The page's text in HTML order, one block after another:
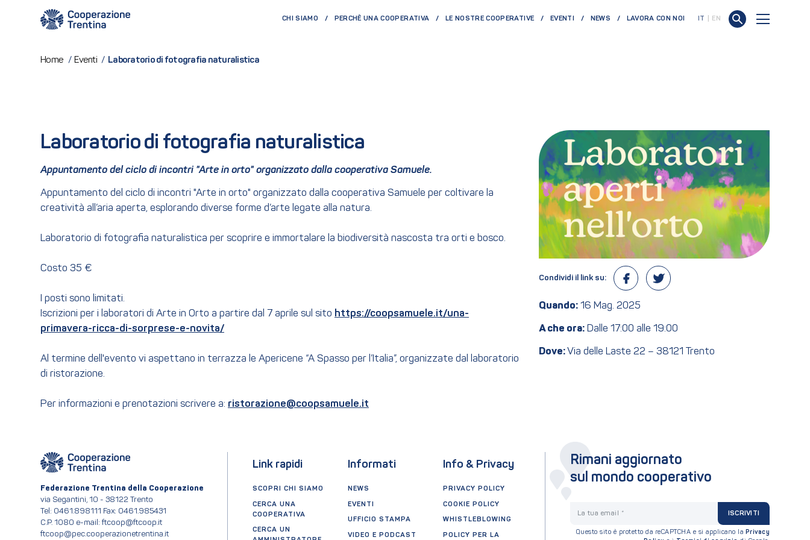
CHI SIAMO PERCHÈ UNA COOPERATIVA LE NOSTRE COOPERATIVE EVENTI NEWS LAVORA CON NOI IT EN
Home / Eventi / Laboratorio di fotografia naturalistica
Laboratorio di fotografia naturalistica
Appuntamento del ciclo di incontri "Arte in orto" organizzato dalla cooperativa Samuele.
Appuntamento del ciclo di incontri "Arte in orto" organizzato dalla cooperativa Samuele per coltivare la
creatività all’aria aperta, esplorando diverse forme d’arte legate alla natura.
Laboratorio di fotografia naturalistica per scoprire e immortalare la biodiversità nascosta tra orti e bosco.
Costo 35 €
I posti sono limitati.
Iscrizioni per i laboratori di Arte in Orto a partire dal 7 aprile sul sito https://coopsamuele.it/una-
primavera-ricca-di-sorprese-e-novita/
Al termine dell'evento vi aspettano in terrazza le Apericene “A Spasso per l’Italia”, organizzate dal laboratorio
di ristorazione.
Per informazioni e prenotazioni scrivere a: ristorazione@coopsamuele.it
Condividi il link su:
Quando:16 Mag. 2025
A che ora:Dalle 17:00 alle 19:00
Dove:Via delle Laste 22 – 38121 Trento
Federazione Trentina della Cooperazione
via Segantini, 10 - 38122 Trento
Tel: 0461.898111 Fax: 0461.985431
C.P. 1080 e-mail: ftcoop@ftcoop.it
ftcoop@pec.cooperazionetrentina.it
Link rapidi
SCOPRI CHI SIAMO
CERCA UNA
COOPERATIVA
CERCA UN
Informati
NEWS
EVENTI
UFFICIO STAMPA
VIDEO E PODCAST
Info & Privacy
PRIVACY POLICY
COOKIE POLICY
WHISTLEBLOWING
POLICY PER LA
Rimani aggiornato
sul mondo cooperativo
ISCRIVITI
Questo sito è protetto da reCAPTCHA e si applicano la Privacy